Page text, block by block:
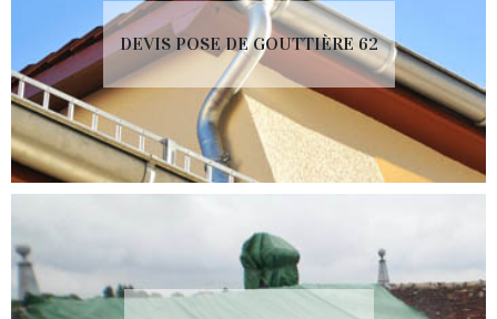
DEVIS POSE DE GOUTTIÈRE 62